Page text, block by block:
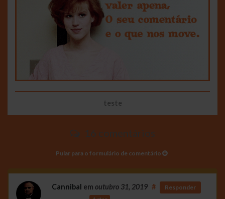
teste
16 comentários
Pular para o formulário de comentário
Cannibal em outubro 31, 2019 # Responder